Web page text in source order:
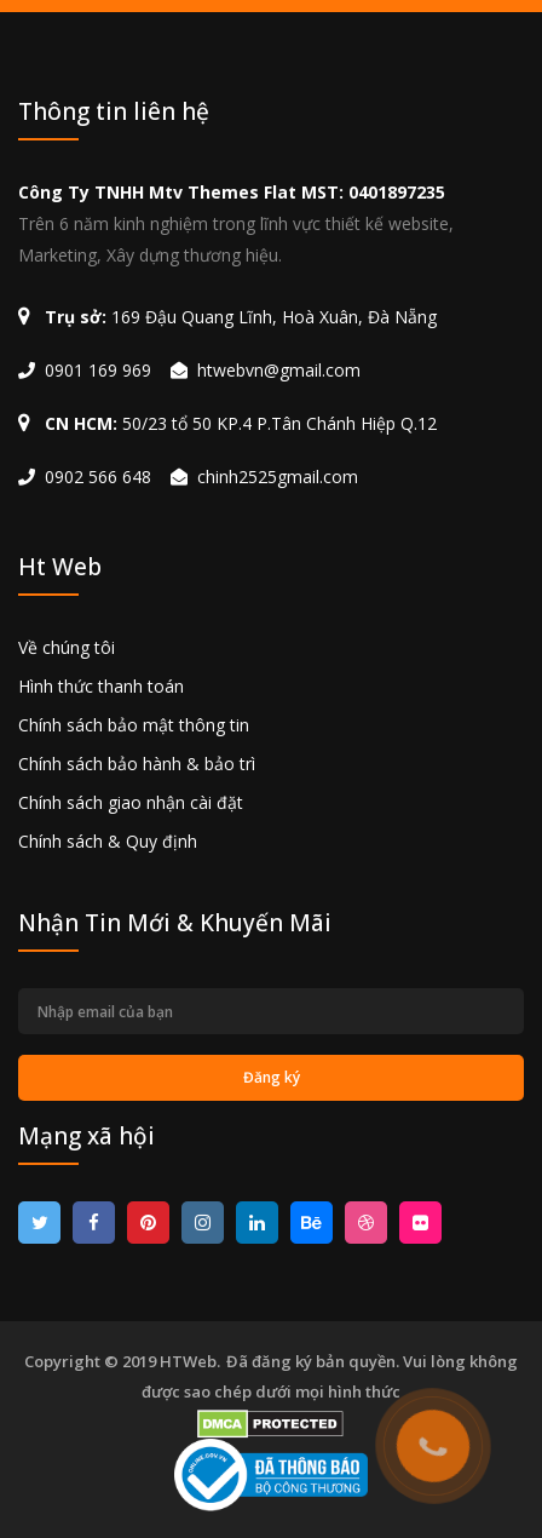
Thông tin liên hệ
Công Ty TNHH Mtv Themes Flat MST: 0401897235
Trên 6 năm kinh nghiệm trong lĩnh vực thiết kế website,
Marketing, Xây dựng thương hiệu.
Trụ sở: 169 Đậu Quang Lĩnh, Hoà Xuân, Đà Nẵng
0901 169 969 htwebvn@gmail.com
CN HCM: 50/23 tổ 50 KP.4 P.Tân Chánh Hiệp Q.12
0902 566 648 chinh2525gmail.com
Ht Web
Về chúng tôi
Hình thức thanh toán
Chính sách bảo mật thông tin
Chính sách bảo hành & bảo trì
Chính sách giao nhận cài đặt
Chính sách & Quy định
Nhận Tin Mới & Khuyến Mãi
Mạng xã hội
Copyright © 2019HTWeb. Đã đăng ký bản quyền. Vui lòng không
được sao chép dưới mọi hình thức